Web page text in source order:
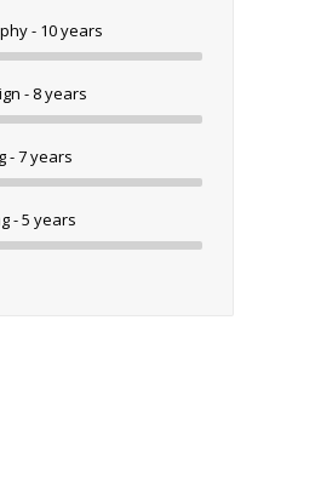
- 10 years
- 8 years
- 7 years
- 5 years